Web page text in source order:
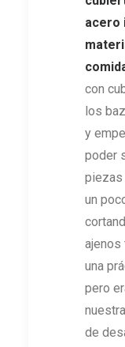
acero
con
los
y
poder
piezas
un
ajenos
una
pero
de